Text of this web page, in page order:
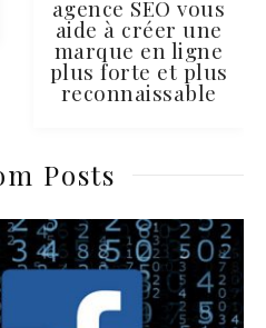
agence SEO vous
aide à créer une
marque en ligne
plus forte et plus
reconnaissable
Posts